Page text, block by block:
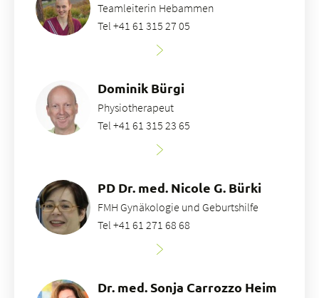
Teamleiterin Hebammen
Tel +41 61 315 27 05
Dominik Bürgi
Physiotherapeut
Tel +41 61 315 23 65
PD Dr. med. Nicole G. Bürki
FMH Gynäkologie und Geburtshilfe
Tel +41 61 271 68 68
Dr. med. Sonja Carrozzo Heim